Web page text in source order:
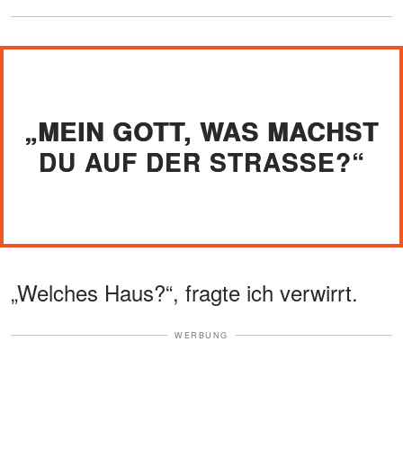
„MEIN GOTT, WAS MACHST
DU AUF DER STRASSE?“
„Welches Haus?“, fragte ich verwirrt.
WERBUNG